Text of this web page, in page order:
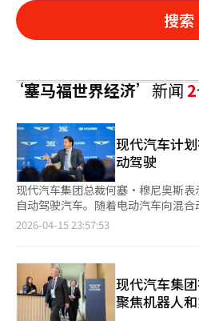
搜索
‘塞马福世界经济’新闻2
现代汽车计
动驾驶
现代汽车集团总裁何塞·穆尼奥斯表
自动驾驶汽车。随着电动汽车向混
包括自动驾驶和机器人技术。根据
企业高管和政策制定者参与，讨论金
移动出行等议题。穆尼奥斯强调自
金山运营的Waymo服务和在拉斯维
车，表示IONIQ 5自动驾驶汽车在美
2026-04-15 23:57:53
现代汽车集
聚焦机器人